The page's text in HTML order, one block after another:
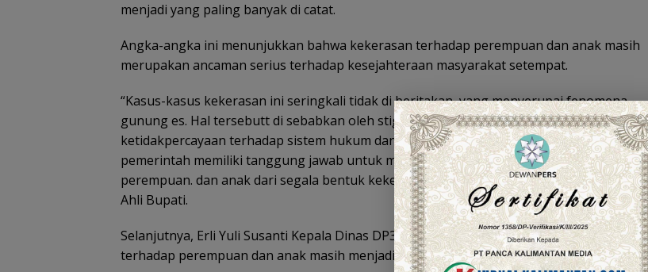
menjadi yang paling banyak di catat.
Angka-angka ini menunjukkan bahwa kekerasan terhadap perempuan dan anak masih
merupakan ancaman serius terhadap kesejahteraan masyarakat setempat.
“Kasus-kasus kekerasan ini seringkali tidak di beritakan, yang menyerupai fenomena
gunung es. Hal tersebutt di sebabkan oleh stigma budaya patriarki, ketakutan, dan
ketidakpercayaan terhadap sistem hukum dan perlindungan yang ada. Oleh karena itu,
pemerintah memiliki tanggung jawab untuk memberikan perlindungan kepada
perempuan. dan anak dari segala bentuk kekerasan,” ucap M. Putu Wisnu Wardana, Staf
Ahli Bupati.
Selanjutnya, Erli Yuli Susanti Kepala Dinas DP3AP2KB, menambahkan bahwa kekerasan
terhadap perempuan dan anak masih menjadi permasalahan serius di Indonesia.